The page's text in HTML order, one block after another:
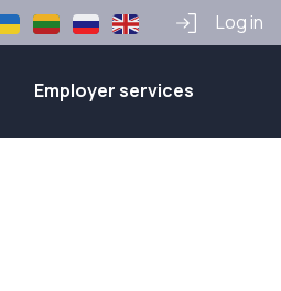
Log in
Employer services